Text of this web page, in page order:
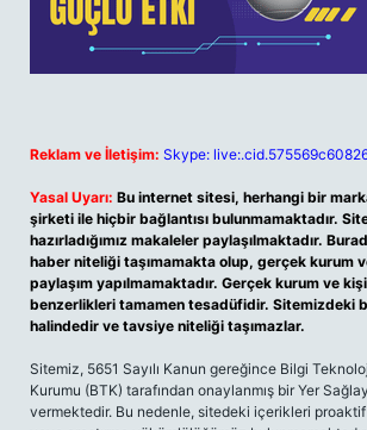
Reklam ve İletişim: Skype:
Yasal Uyarı: Bu internet sitesi, herhangi bir
şirketi ile hiçbir bağlantısı bulunmamaktadır.
hazırladığımız makaleler paylaşılmaktadır.
haber niteliği taşımamakta olup, gerçek kurum
paylaşım yapılmamaktadır. Gerçek kurum ve
benzerlikleri tamamen tesadüfidir. Sitemizdeki
halindedir ve tavsiye niteliği taşımazlar.
Sitemiz, 5651 Sayılı Kanun gereğince Bilgi
Kurumu (BTK) tarafından onaylanmış bir Yer
vermektedir. Bu nedenle, sitedeki içerikleri